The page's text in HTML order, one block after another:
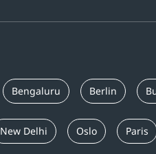
Bengaluru Berlin
New Delhi Oslo Paris